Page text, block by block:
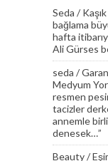
Seda /
bağlama
hafta
Ali Gürses
seda /
Medyum
resmen
tacizler
annemle
denesek…”
Beauty/